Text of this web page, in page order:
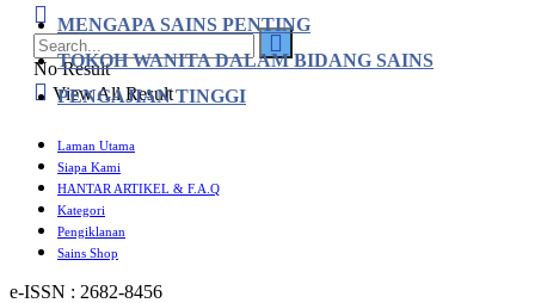
No Result
View All Result
MENGAPA SAINS PENTING
TOKOH WANITA DALAM BIDANG SAINS
PENGAJIAN TINGGI
Laman Utama
Siapa Kami
HANTAR ARTIKEL & F.A.Q
Kategori
Pengiklanan
Sains Shop
e-ISSN : 2682-8456